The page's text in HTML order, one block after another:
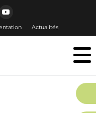
Actualités